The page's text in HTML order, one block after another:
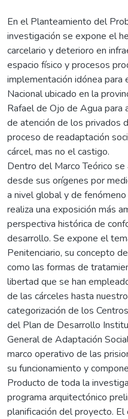
En el Planteamiento del
investigación se expone el
carcelario y deterioro en
espacio físico y procesos
implementación idónea para
Nacional ubicado en la
Rafael de Ojo de Agua para
de atención de los privados
proceso de readaptación
cárcel, mas no el castigo.
Dentro del Marco Teórico
desde sus orígenes por
a nivel global y de
realiza una exposición más
perspectiva histórica de
desarrollo. Se expone el
Penitenciario, su concepto
como las formas de
libertad que se han
de las cárceles hasta
categorización de los
del Plan de Desarrollo
General de Adaptación
marco operativo de las
su funcionamiento y
Producto de toda la
programa arquitectónico
planificación del proyecto.